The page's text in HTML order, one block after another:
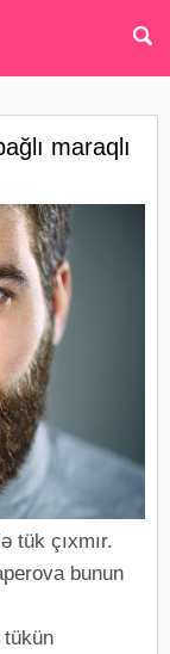
maraqlı
tük çıxmır.
bunun